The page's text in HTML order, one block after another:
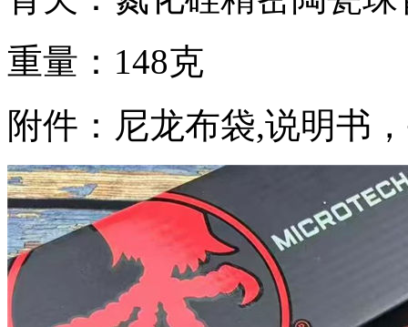
重量：148克
附件：尼龙布袋,说明书